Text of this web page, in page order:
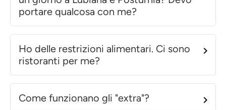
portare qualcosa con me?
Ho delle restrizioni alimentari. Ci sono
ristoranti per me?
Come funzionano gli "extra"?